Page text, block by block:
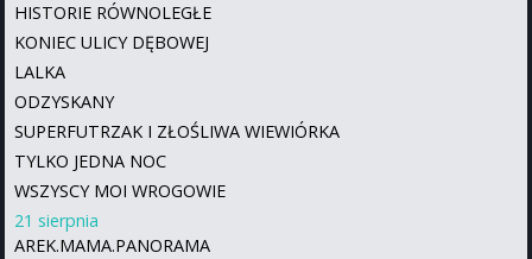
HISTORIE RÓWNOLEGŁE
KONIEC ULICY DĘBOWEJ
LALKA
ODZYSKANY
SUPERFUTRZAK I ZŁOŚLIWA WIEWIÓRKA
TYLKO JEDNA NOC
WSZYSCY MOI WROGOWIE
21 sierpnia
AREK.MAMA.PANORAMA